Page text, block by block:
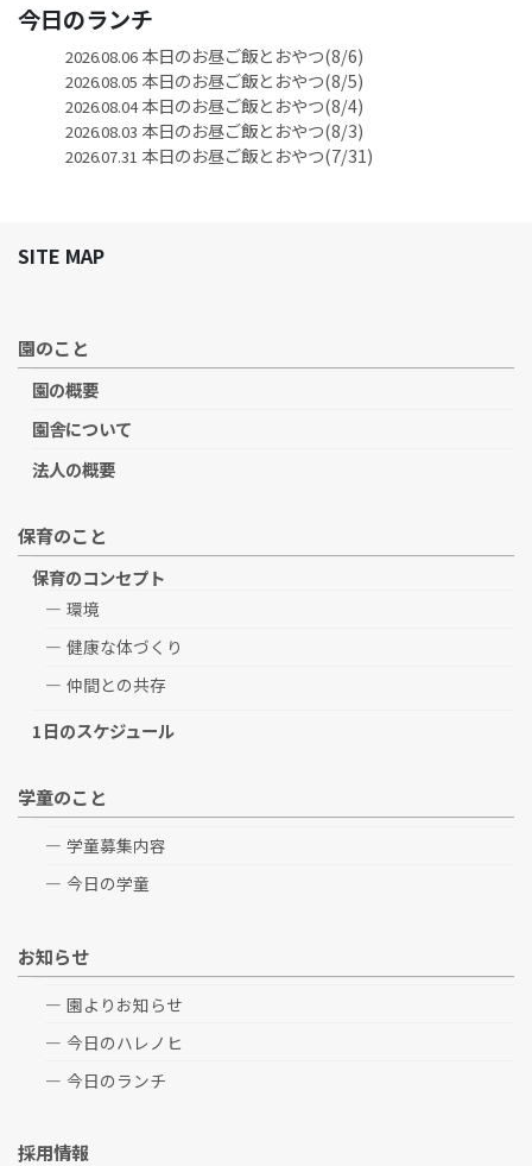
今日のランチ
2026.08.06本日のお昼ご飯とおやつ(8/6)
2026.08.05 本日のお昼ご飯とおやつ(8/5)
2026.08.04本日のお昼ご飯とおやつ(8/4)
2026.08.03 本日のお昼ご飯とおやつ(8/3)
2026.07.31 本日のお昼ご飯とおやつ(7/31)
SITE MAP
園のこと
園の概要
園舎について
法人の概要
保育のこと
保育のコンセプト
環境
健康な体づくり
仲間との共存
1日のスケジュール
学童のこと
学童募集内容
今日の学童
お知らせ
園よりお知らせ
今日のハレノヒ
今日のランチ
採用情報